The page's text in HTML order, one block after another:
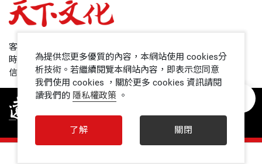
而，每次我向人們描繪這個願景，大多數人似乎都覺
得我有點異想天開。
CERN的任務是探索物質的起源，當然不會贊助實驗
性的網路技術。但我鍥而不捨，持續向上司爭取經
費，以開發這個資訊網。我不放過任何討論的機會，
不只在會議上慷慨陳詞，為流露一絲興趣的人在白板
上畫出架構圖，甚至在茶餘飯後也想方設法把話題引
哈佛商業評論
領導影響力學院
1號課堂
客服專線：+886 2 2662-0012
時間：週一~週五9:00~12:30;13:30~17:00
信箱：service@cwgv.com.tw
為提供您更多優質的內容，本網站使用 cookies分
析技術。若繼續閱覽本網站內容，即表示您同意
我們使用 cookies ，關於更多 cookies 資訊請閱
讀我們的 隱私權政策 。
了解 關閉